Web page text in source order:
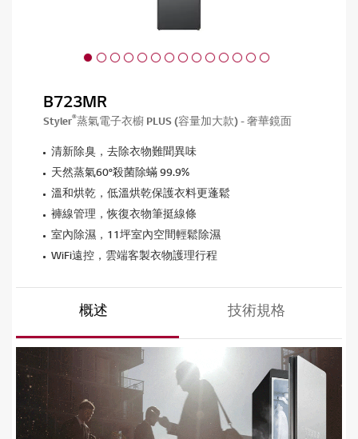
B723MR
Styler®蒸氣電子衣櫥 PLUS (容量加大款) - 奢華鏡面
清新除臭，去除衣物難聞異味
天然蒸氣60°殺菌除蟎 99.9%
溫和烘乾，低溫烘乾保護衣料更蓬鬆
褲線管理，恢復衣物筆挺線條
室內除濕，11坪室內空間輕鬆除濕
WiFi遠控，雲端客製衣物護理行程
概述 技術規格